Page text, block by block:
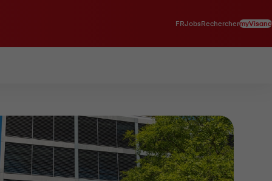
FRJobsRecherchermyVisana